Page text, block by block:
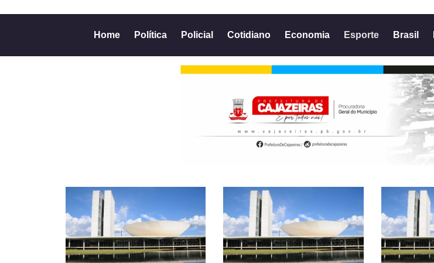
Home Política Policial Cotidiano Economia Esporte Brasil